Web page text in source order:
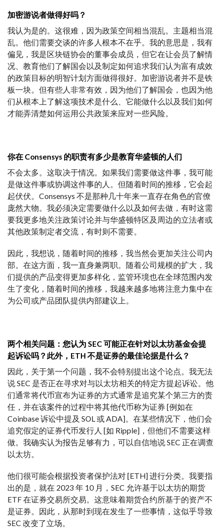
加密游说者做得好吗？
我认为是的。这很难，因为政策空间相当混乱。主题相当混
乱。他们需要交谈的许多人根本不在乎。我的意思是，我有
偏见，我是区块链协会的董事会成员，但它在让会员了解情
况、教育他们了解国会以及制定如何追求我们认为富有成效
的政策目标的明智计划方面做得很好。加密游说者并不是铁
板一块。但有些人非常有效，因为他们了解国会，也因为他
们从根本上了解这项技术是什么、它能做什么以及我们如何
才能弄清楚如何运用公共政策来应对一些风险。
你在 Consensys 的职责有多少是教育华盛顿的人们
不会太多。这取决于情况。如果我们需要做这件事，我可能
是做这件事或协调这件事的人。但随着时间的推移，它会起
起伏伏。Consensys 不是那种几十年来一直存在角色的官僚
庞然大物。我必须决定需要做什么以及如何去做，有时这需
要我更多地关注政策讨论并与华盛顿特区及周边的立法者或
其他政策制定者交流，有时则不需要。
因此，我想说，随着时间的推移，我当然会更加关注公司内
部。在这方面，我一直身兼两职。随着公司规模的扩大，我
们提供的产品变得更加多样化，监管环境也在全球范围内发
生了变化，随着时间的推移，我越来越多地将注意力集中在
为公司或产品团队提供内部建议上。
两个相关问题：您认为 SEC 可能正在针对以太坊基金会提
起诉讼吗？此外，ETH 不是证券的最佳论据是什么？
因此，关于第一个问题，我不会特别提出这个论点。我无法
说 SEC 是否正在寻求对与以太坊相关的特定方提起诉讼。他
们通常将代币宣布为证券的方式通常是追究某个第三方的责
任，并在该案件的过程中将其他代币称为证券 [例如在
Coinbase 诉讼中提及 SOL 或 ADA]。在某些情况下，他们会
追究假定的证券代币发行人 [如 Ripple]，但他们不需要这样
做。我确实认为报告足够有力，可以自信地说 SEC 正在调查
以太坊。
他们很可能会根据投资者保护法对 [ETH] 进行分类。我要指
出的是，就在 2023 年 10 月，SEC 允许基于以太坊的期货
ETF 在证券交易所交易。这意味着期货合约所基于的资产不
是证券。因此，从那时到现在发生了一些事情，这似乎导致
SEC 改变了立场。